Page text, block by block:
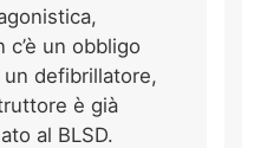
un obbligo
defibrillatore,
è già
al BLSD.